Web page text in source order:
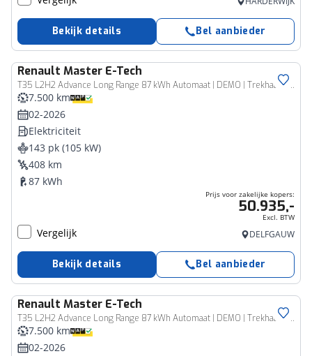
Bekijk details Bel aanbieder
Renault Master E-Tech
T35 L2H2 Advance Long Range 87 kWh Automaat | DEMO | Trekhaak | RVS Side & Backbar | Laadruimte Betimmering | Navi | Camera | Apple CarPlay/Android Auto | Full LED | Climate Control | Parkeersensoren |
Bedrijfswagen
7.500 km
02-2026
Elektriciteit
143 pk (105 kW)
408 km
87 kWh
Prijs voor zakelijke kopers:
50.935,-
Excl. BTW
Vergelijk DELFGAUW
Bekijk details Bel aanbieder
Renault Master E-Tech
T35 L2H2 Advance Long Range 87 kWh Automaat | DEMO | Trekhaak | RVS Side & Backbar | Laadruimte Betimmering | Navi | Camera | Apple CarPlay/Android Auto | Full LED | Climate Control | Parkeersensoren |
Bedrijfswagen
7.500 km
02-2026